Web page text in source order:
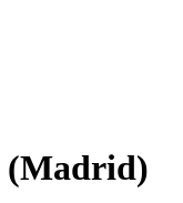
(Madrid)